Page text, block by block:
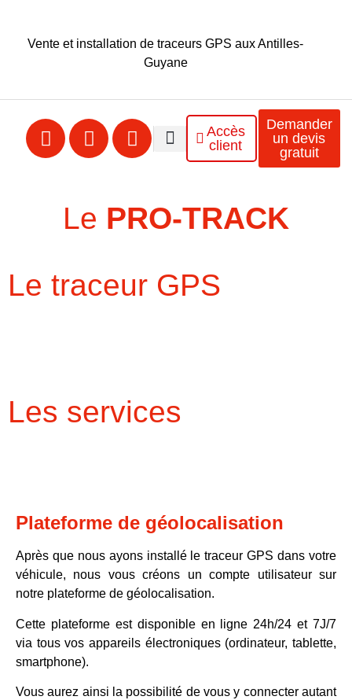
Vente et installation de traceurs GPS aux Antilles-
Guyane
Accès
client
Demander
un devis
gratuit
Le PRO-TRACK
Le traceur GPS
Les services
Plateforme de géolocalisation
Après que nous ayons installé le traceur GPS dans votre
véhicule, nous vous créons uncompte utilisateursur
notre plateforme de géolocalisation.
Cette plateforme est disponible en ligne 24h/24 et 7J/7
via tous vos appareils électroniques (ordinateur, tablette,
smartphone).
Vous aurez ainsi la possibilité de vous y connecter autant